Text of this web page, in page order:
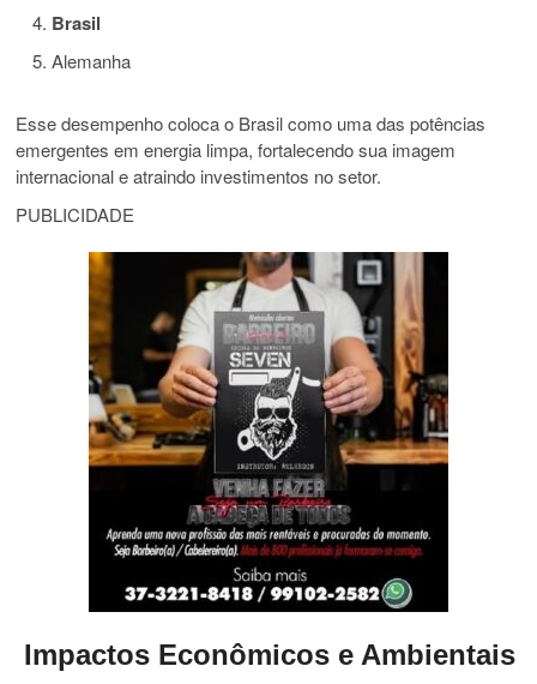
Brasil
Alemanha
Essedesempenhocolocao Brasilcomo umadaspotências
emergentesemenergia limpa,fortalecendosua imagem
internacionaleatraindo investimentos nosetor.
PUBLICIDADE
Impactos Econômicos e Ambientais